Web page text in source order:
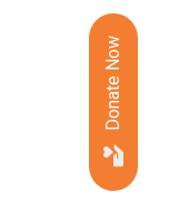
Donate Now